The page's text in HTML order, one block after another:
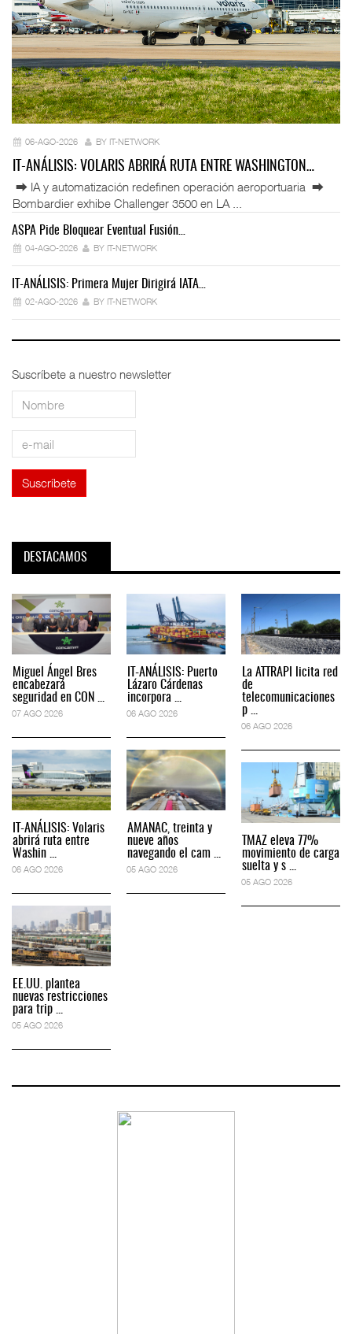
06-AGO-2026 BY IT-NETWORK
IT-ANÁLISIS: VOLARIS ABRIRÁ RUTA ENTRE WASHINGTON…
⮕ IA y automatización redefinen operación aeroportuaria ⮕
Bombardier exhibe Challenger 3500 en LA ...
ASPA Pide Bloquear Eventual Fusión…
04-AGO-2026 BY IT-NETWORK
IT-ANÁLISIS: Primera Mujer Dirigirá IATA…
02-AGO-2026 BY IT-NETWORK
Suscríbete a nuestro newsletter
DESTACAMOS
Miguel Ángel Bres
encabezará
seguridad en CON ...
07 AGO 2026
IT-ANÁLISIS: Volaris
abrirá ruta entre
Washin ...
06 AGO 2026
EE.UU. plantea
nuevas restricciones
para trip ...
05 AGO 2026
IT-ANÁLISIS: Puerto
Lázaro Cárdenas
incorpora ...
06 AGO 2026
AMANAC, treinta y
nueve años
navegando el cam ...
05 AGO 2026
La ATTRAPI licita red
de
telecomunicaciones
p ...
06 AGO 2026
TMAZ eleva 77%
movimiento de carga
suelta y s ...
05 AGO 2026